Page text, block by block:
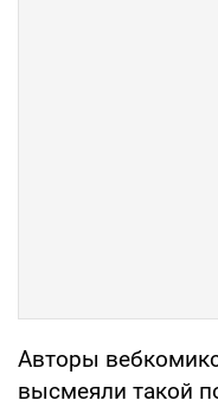
Авторы
высмеяли такой